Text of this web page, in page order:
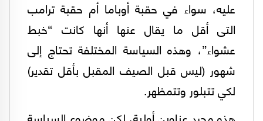
عليه، سواء في حقبة أوباما أم حقبة ترامب
التى أقل ما يقال عنها أنها كانت “خبط
عشواء”، وهذه السياسة المختلفة تحتاج إلى
شهور (ليس قبل الصيف المقبل بأقل تقدير)
لكي تتبلور وتتمظهر.